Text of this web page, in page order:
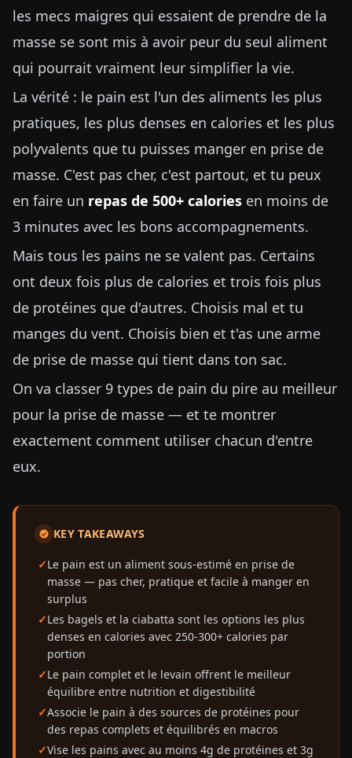
les mecs maigres qui essaient de prendre de la
masse se sont mis à avoir peur du seul aliment
qui pourrait vraiment leur simplifier la vie.
La vérité : le pain est l'un des aliments les plus
pratiques, les plus denses en calories et les plus
polyvalents que tu puisses manger en prise de
masse. C'est pas cher, c'est partout, et tu peux
en faire un repas de 500+ calories en moins de
3 minutes avec les bons accompagnements.
Mais tous les pains ne se valent pas. Certains
ont deux fois plus de calories et trois fois plus
de protéines que d'autres. Choisis mal et tu
manges du vent. Choisis bien et t'as une arme
de prise de masse qui tient dans ton sac.
On va classer 9 types de pain du pire au meilleur
pour la prise de masse — et te montrer
exactement comment utiliser chacun d'entre
eux.
KEY TAKEAWAYS
Le pain est un aliment sous-estimé en prise de
masse — pas cher, pratique et facile à manger en
surplus
Les bagels et la ciabatta sont les options les plus
denses en calories avec 250-300+ calories par
portion
Le pain complet et le levain offrent le meilleur
équilibre entre nutrition et digestibilité
Associe le pain à des sources de protéines pour
des repas complets et équilibrés en macros
Vise les pains avec au moins 4g de protéines et 3g